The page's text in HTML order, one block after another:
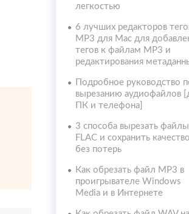
легкостью
6 лучших редакторов
MP3 для Mac для
тегов к файлам MP3 и
редактирования
Подробное руководство
вырезанию аудиофайлов
ПК и телефона]
3 способа вырезать файлы
FLAC и сохранить качество
без потерь
Как обрезать файл MP3 в
проигрывателе Windows
Media и в Интернете